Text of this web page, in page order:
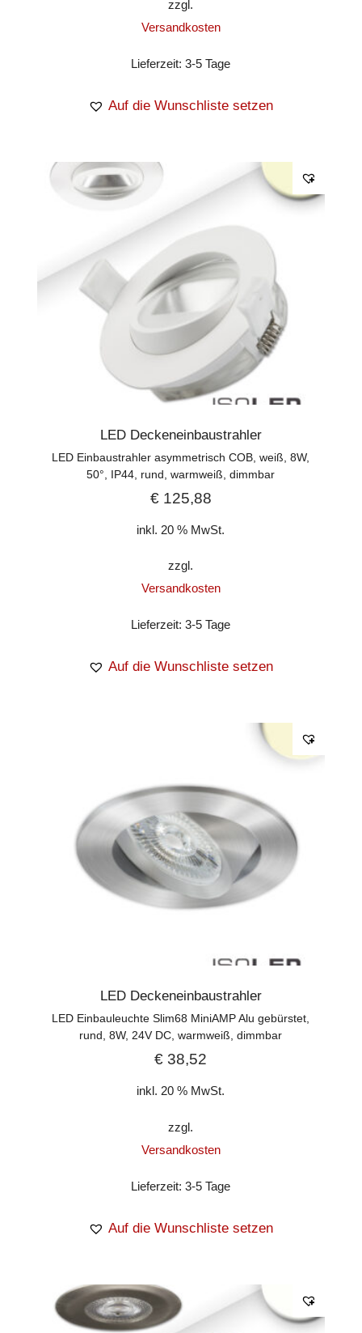
zzgl.
Versandkosten
Lieferzeit:3-5 Tage
Auf die Wunschliste setzen
LED Deckeneinbaustrahler
LED Einbaustrahler asymmetrisch COB, weiß, 8W,
50°, IP44, rund, warmweiß, dimmbar
€125,88
inkl. 20 % MwSt.
zzgl.
Versandkosten
Lieferzeit:3-5 Tage
Auf die Wunschliste setzen
LED Deckeneinbaustrahler
LED Einbauleuchte Slim68 MiniAMP Alu gebürstet,
rund, 8W, 24V DC, warmweiß, dimmbar
€ 38,52
inkl. 20 % MwSt.
zzgl.
Versandkosten
Lieferzeit:3-5 Tage
Auf die Wunschliste setzen